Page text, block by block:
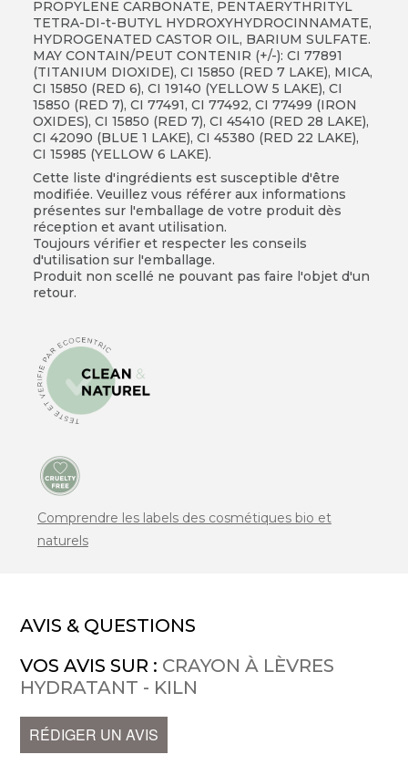
PROPYLENE CARBONATE, PENTAERYTHRITYL
TETRA-DI-t-BUTYL HYDROXYHYDROCINNAMATE,
HYDROGENATED CASTOR OIL, BARIUM SULFATE.
MAY CONTAIN/PEUT CONTENIR (+/-): CI 77891
(TITANIUM DIOXIDE), CI 15850 (RED 7 LAKE), MICA,
CI 15850 (RED 6), CI 19140 (YELLOW 5 LAKE), CI
15850 (RED 7), CI 77491, CI 77492, CI 77499 (IRON
OXIDES), CI 15850 (RED 7), CI 45410 (RED 28 LAKE),
CI 42090 (BLUE 1 LAKE), CI 45380 (RED 22 LAKE),
CI 15985 (YELLOW 6 LAKE).
Cette liste d'ingrédients est susceptible d'être
modifiée. Veuillez vous référer aux informations
présentes sur l'emballage de votre produit dès
réception et avant utilisation.
Toujours vérifier et respecter les conseils
d'utilisation sur l'emballage.
Produit non scellé ne pouvant pas faire l'objet d'un
retour.
Comprendre les labels des cosmétiques bio et
naturels
AVIS & QUESTIONS
VOS AVIS SUR : CRAYON À LÈVRES
HYDRATANT - KILN
RÉDIGER UN AVIS